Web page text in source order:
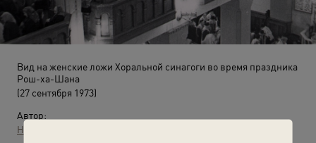
Вид на женские ложи Хоральной синагоги во время праздника
Рош-ха-Шана
(27 сентября 1973)
Автор:
Неизвестный автор